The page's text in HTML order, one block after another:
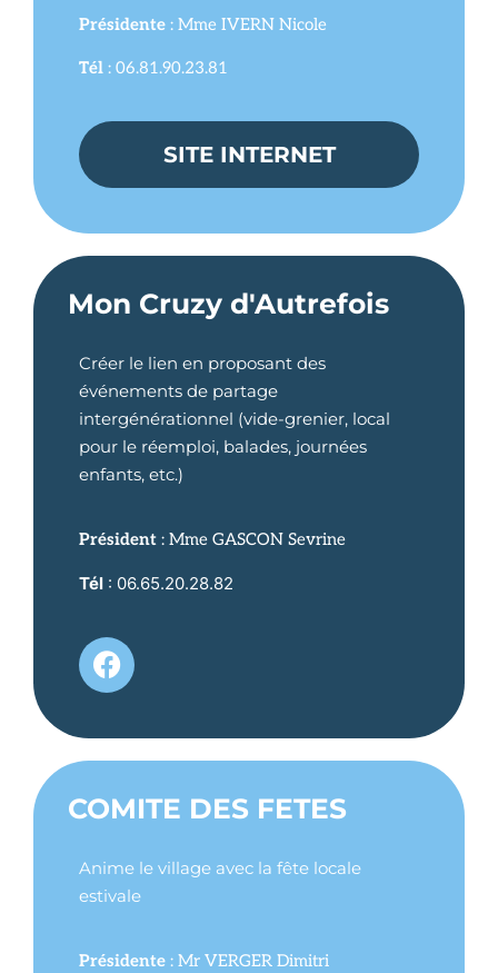
Présidente : Mme IVERN Nicole
Tél : 06.81.90.23.81
SITE INTERNET
Mon Cruzy d'Autrefois
Créer le lien en proposant des
événements de partage
intergénérationnel (vide-grenier, local
pour le réemploi, balades, journées
enfants, etc.)
Président : Mme GASCON Sevrine
Tél : 06.65.20.28.82
COMITE DES FETES
Anime le village avec la fête locale
estivale
Présidente : Mr VERGER Dimitri